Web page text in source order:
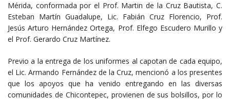
Mérida, conformada por el Prof. Martin de la Cruz Bautista, C.
Esteban Martín Guadalupe, Lic. Fabián Cruz Florencio, Prof.
Jesús Arturo Hernández Ortega, Prof. Elfego Escudero Murillo y
el Prof. Gerardo Cruz Martínez.
Previo a la entrega de los uniformes al capotan de cada equipo,
el Lic. Armando Fernández de la Cruz, mencionó a los presentes
que los apoyos que ha venido entregando en las diversas
comunidades de Chicontepec, provienen de sus bolsillos, por lo